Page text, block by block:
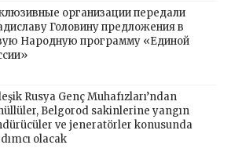
организации передали
Головину предложения в
Народную программу «Единой
Rusya Genç Muhafızları’ndan
Belgorod sakinlerine yangın
ve jeneratörler konusunda
olacak